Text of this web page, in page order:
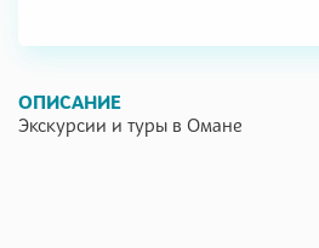
ОПИСАНИЕ
Экскурсии и туры в Омане